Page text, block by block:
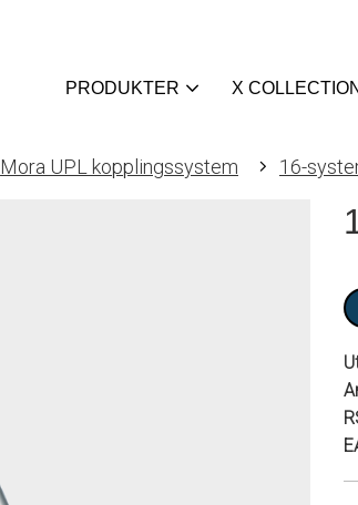
PRODUKTER X COLLECTION
Mora UPL kopplingssystem 16-